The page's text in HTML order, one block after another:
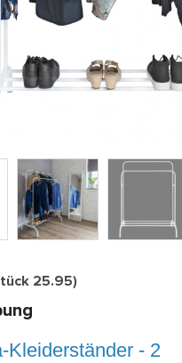
2 bis 3 Werktagen
25.95)
Kleiderständer - 2